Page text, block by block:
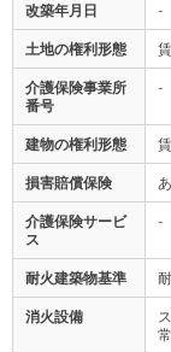
改築年月日 -
土地の権利形態
介護保険事業所
番号
-
建物の権利形態
損害賠償保険
介護保険サービ
ス
-
耐火建築物基準
消火設備